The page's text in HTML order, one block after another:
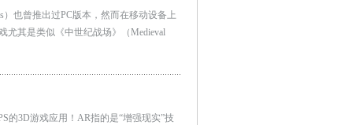
也曾推出过PC版本，然而在移动设备上
尤其是类似《中世纪战场》（Medieval
的3D游戏应用！AR指的是“增强现实”技